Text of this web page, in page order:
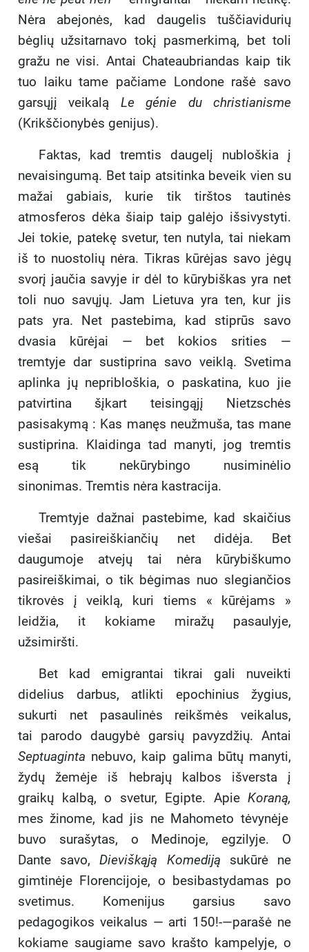
Nėra abejonės, kad daugelis tuščiavidurių
bėglių užsitarnavo tokį pasmerkimą, bet toli
gražu ne visi. Antai Chateaubriandas kaip tik
tuo laiku tame pačiame Londone rašė savo
garsųjį veikalą Le génie du christianisme
(Krikščionybės genijus).
Faktas, kad tremtis daugelį nubloškia į
nevaisingumą. Bet taip atsitinka beveik vien su
mažai gabiais, kurie tik tirštos tautinės
atmosferos dėka šiaip taip galėjo išsivystyti.
Jei tokie, patekę svetur, ten nutyla, tai niekam
iš to nuostolių nėra. Tikras kūrėjas savo jėgų
svorį jaučia savyje ir dėl to kūrybiškas yra net
toli nuo savųjų. Jam Lietuva yra ten, kur jis
pats yra. Net pastebima, kad stiprūs savo
dvasia kūrėjai — bet kokios srities —
tremtyje dar sustiprina savo veiklą. Svetima
aplinka jų nepribloškia, o paskatina, kuo jie
patvirtina šįkart teisingąjį Nietzschės
pasisakymą : Kas manęs neužmuša, tas mane
sustiprina. Klaidinga tad manyti, jog tremtis
esą tik nekūrybingo nusiminėlio
sinonimas. Tremtis nėra kastracija.
Tremtyje dažnai pastebime, kad skaičius
viešai pasireiškiančių net didėja. Bet
daugumoje atvejų tai nėra kūrybiškumo
pasireiškimai, o tik bėgimas nuo slegiančios
tikrovės į veiklą, kuri tiems « kūrėjams »
leidžia, it kokiame miražų pasaulyje,
užsimiršti.
Bet kad emigrantai tikrai gali nuveikti
didelius darbus, atlikti epochinius žygius,
sukurti net pasaulinės reikšmės veikalus,
tai parodo daugybė garsių pavyzdžių. Antai
Septuaginta nebuvo, kaip galima būtų manyti,
žydų žemėje iš hebrajų kalbos išversta į
graikų kalbą, o svetur, Egipte. Apie Koraną,
mes žinome, kad jis ne Mahometo tėvynėje
buvo surašytas, o Medinoje, egzilyje. O
Dante savo,Dieviškąją Komediją sukūrė ne
gimtinėje Florencijoje, o besibastydamas po
svetimus. Komenijus garsius savo
pedagogikos veikalus — arti 150!-—parašė ne
kokiame saugiame savo krašto kampelyje, o